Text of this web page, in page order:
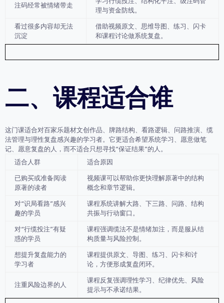
注码经常被情绪带走
理与资金防线。
看过很多内容却无法
沉淀
借助视频原文、思维导图、练习、闪卡
和课程讨论做系统复盘。
二、课程适合谁
这门课适合对百家乐题材文创作品、牌路结构、看路逻辑、问路推演、缆
法管理与理性复盘感兴趣的学习者。它更适合希望系统学习、愿意做笔
记、愿意复盘的人，而不适合只想寻找“保证结果”的人。
适合人群
适合原因
已购买或准备阅读
原著的读者
视频课可以帮助你更快理解原著中的结构
概念和章节逻辑。
对“识局看路”感兴
趣的学员
课程系统讲解大路、下三路、问路、结构
共振与行动窗口。
对“行缆投注”有疑
惑的学员
课程强调缆法不是情绪加注，而是服从结
构质量与风险控制。
想提升复盘能力的
学习者
课程提供原文、导图、练习、闪卡和讨
论，方便形成复盘闭环。
注重风险边界的人
课程反复强调理性学习、纪律优先、风险
提示与不承诺结果。